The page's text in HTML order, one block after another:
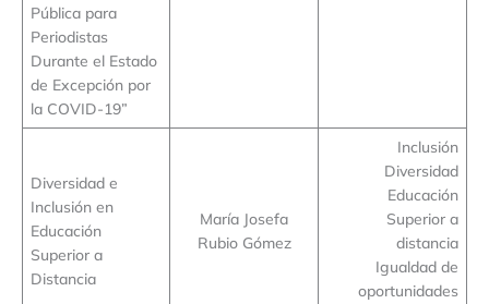
Pública para
Periodistas
Durante el Estado
de Excepción por
la COVID-19”
Diversidad e
Inclusión en
Educación
Superior a
Distancia
María Josefa
Rubio Gómez
Inclusión
Diversidad
Educación
Superior a
distancia
Igualdad de
oportunidades